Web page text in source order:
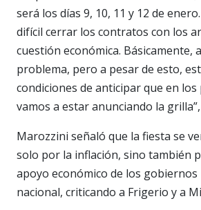
será los días 9, 10, 11 y 12 de
difícil cerrar los contratos con los
cuestión económica. Básicamente,
problema, pero a pesar de esto,
condiciones de anticipar que en
vamos a estar anunciando la
Marozzini señaló que la fiesta se
solo por la inflación, sino también
apoyo económico de los
nacional, criticando a Frigerio y a